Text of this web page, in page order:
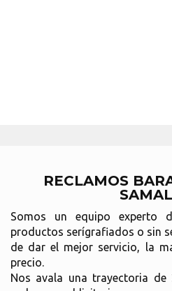
RECLAMOS
Somos un equipo experto
productos serígrafiados o sin
de dar el mejor servicio, la
precio.
Nos avala una trayectoria